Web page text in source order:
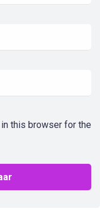
this browser for the